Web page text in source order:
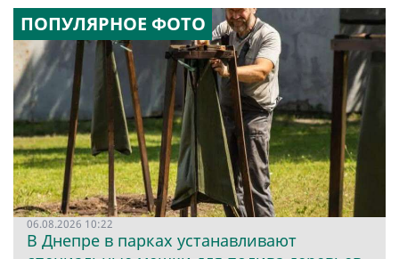
ПОПУЛЯРНОЕ ФОТО
06.08.2026 10:22
В Днепре в парках устанавливают